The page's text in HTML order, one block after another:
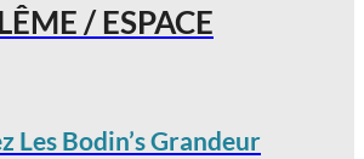
/ ESPACE
Les Bodin’s Grandeur